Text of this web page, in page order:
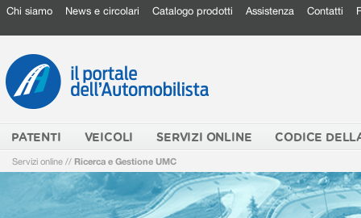
Chi siamo News e circolari Catalogo prodotti Assistenza Contatti
PATENTI VEICOLI SERVIZI ONLINE CODICE
Servizi online // Ricerca e Gestione UMC